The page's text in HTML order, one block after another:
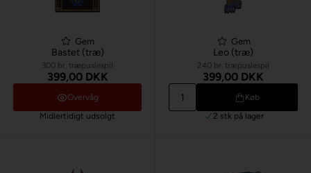
Gem
Bastet (træ)
300 br. træpuslespil
399,00 DKK
Overvåg
Midlertidigt udsolgt
Gem
Leo (træ)
240 br. træpuslespil
399,00 DKK
Køb
2 stk på lager